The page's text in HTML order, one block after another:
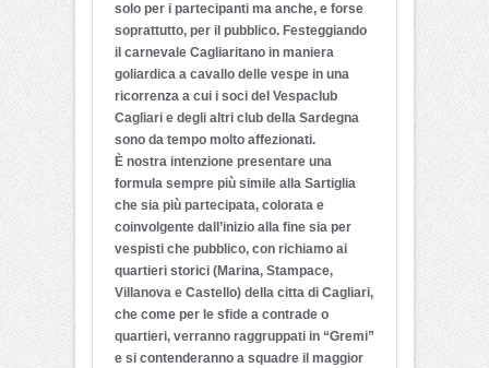
solo per i partecipanti ma anche, e forse
soprattutto, per il pubblico. Festeggiando
il carnevale Cagliaritano in maniera
goliardica a cavallo delle vespe in una
ricorrenza a cui i soci del Vespaclub
Cagliari e degli altri club della Sardegna
sono da tempo molto affezionati.
È nostra intenzione presentare una
formula sempre più simile alla Sartiglia
che sia più partecipata, colorata e
coinvolgente dall’inizio alla fine sia per
vespisti che pubblico, con richiamo ai
quartieri storici (Marina, Stampace,
Villanova e Castello) della citta di Cagliari,
che come per le sfide a contrade o
quartieri, verranno raggruppati in “Gremi”
e si contenderanno a squadre il maggior